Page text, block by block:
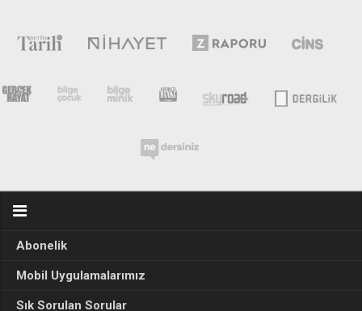
Abonelik
Mobil Uygulamalarımız
Sık Sorulan Sorular